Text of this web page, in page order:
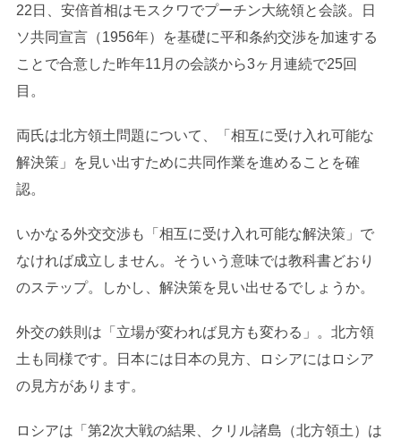
22日、安倍首相はモスクワでプーチン大統領と会談。日
ソ共同宣言（1956年）を基礎に平和条約交渉を加速する
ことで合意した昨年11月の会談から3ヶ月連続で25回
目。
両氏は北方領土問題について、「相互に受け入れ可能な
解決策」を見い出すために共同作業を進めることを確
認。
いかなる外交交渉も「相互に受け入れ可能な解決策」で
なければ成立しません。そういう意味では教科書どおり
のステップ。しかし、解決策を見い出せるでしょうか。
外交の鉄則は「立場が変われば見方も変わる」。北方領
土も同様です。日本には日本の見方、ロシアにはロシア
の見方があります。
ロシアは「第2次大戦の結果、クリル諸島（北方領土）は